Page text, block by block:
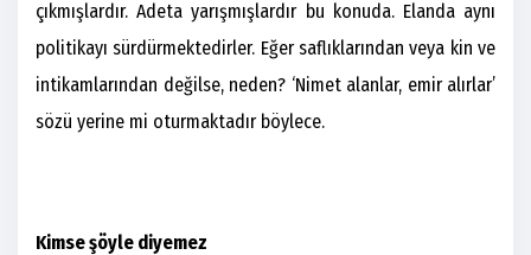
çıkmışlardır. Adeta yarışmışlardır bu konuda. Elanda aynı
politikayı sürdürmektedirler. Eğer saflıklarından veya kin ve
intikamlarından değilse, neden? ‘Nimet alanlar, emir alırlar’
sözü yerine mi oturmaktadır böylece.
Kimse şöyle diyemez